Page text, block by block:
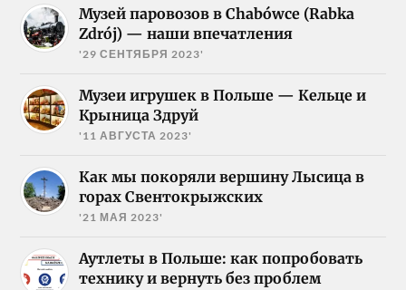
Музей паровозов в Chabówce (Rabka
Zdrój) — наши впечатления
'29 СЕНТЯБРЯ 2023'
Музеи игрушек в Польше — Кельце и
Крыница Здруй
'11 АВГУСТА 2023'
Как мы покоряли вершину Лысица в
горах Свентокрыжских
'21 МАЯ 2023'
Аутлеты в Польше: как попробовать
технику и вернуть без проблем